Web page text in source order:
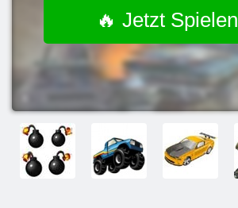
🔥 Jetzt Spielen